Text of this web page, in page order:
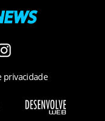
privacidade